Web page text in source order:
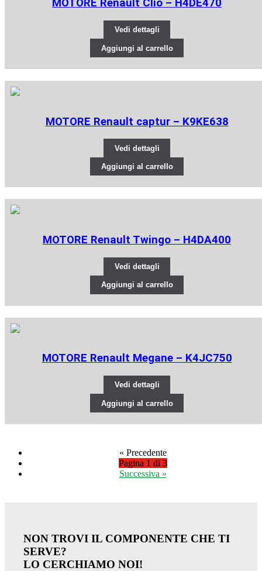
MOTORE Renault Clio – H4DE470
Vedi dettagli
Aggiungi al carrello
MOTORE Renault captur – K9KE638
Vedi dettagli
Aggiungi al carrello
MOTORE Renault Twingo – H4DA400
Vedi dettagli
Aggiungi al carrello
MOTORE Renault Megane – K4JC750
Vedi dettagli
Aggiungi al carrello
« Precedente
Pagina 1 di 3
Successiva »
NON TROVI IL COMPONENTE CHE TI
SERVE?
LO CERCHIAMO NOI!